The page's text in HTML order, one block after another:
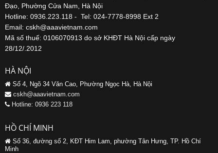
Đạo, Phường Cửa Nam, Hà Nội
Hotline: 0936.223.118 - Tel: 024-7778-8998 Ext 2
Email: cskh@aaavietnam.com
Mã số thuế: 0106070913 do sở KHĐT Hà Nội cấp ngày
28/12/.2012
HÀ NỘI
Số 4, Ngõ 34 Văn Cao, Phường Ngọc Hà, Hà Nội
cskh@aaavietnam.com
Hotline: 0936 223 118
HỒ CHÍ MINH
Số 36, đường số 2, KĐT Him Lam, phường Tân Hưng, TP. Hồ Chí
Minh